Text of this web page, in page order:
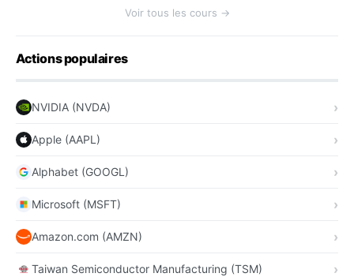
Voir tous les cours →
Actions populaires
NVIDIA (NVDA)
Apple (AAPL)
Alphabet (GOOGL)
Microsoft (MSFT)
Amazon.com (AMZN)
Taiwan Semiconductor Manufacturing (TSM)